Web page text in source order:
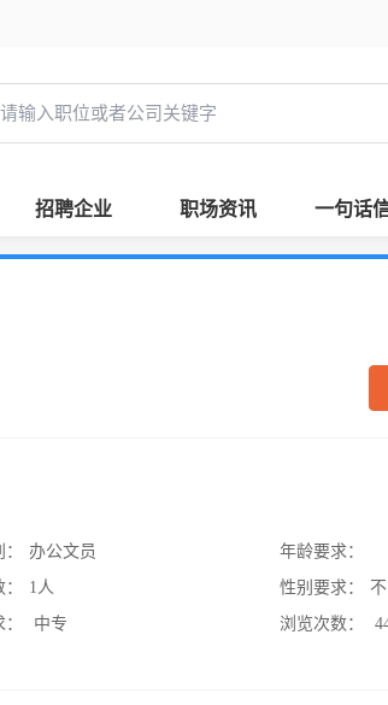
招聘企业 职场资讯 一句话
办公文员
1人
中专
年龄要求：
性别要求：
浏览次数：